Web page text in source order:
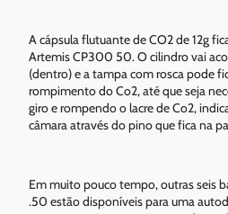
A cápsula flutuante de CO2 de 12g
Artemis CP300 50. O cilindro vai
(dentro) e a tampa com rosca pode
rompimento do Co2, até que seja
giro e rompendo o lacre de Co2,
câmara através do pino que fica na
Em muito pouco tempo, outras seis
.50 estão disponíveis para uma